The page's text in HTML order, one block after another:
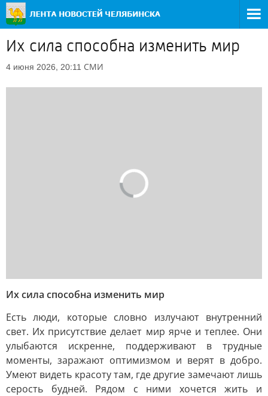
Их сила способна изменить мир
4 июня 2026, 20:11 СМИ
Их сила способна изменить мир
Есть люди, которые словно излучают внутренний
свет. Их присутствие делает мир ярче и теплее. Они
улыбаются искренне, поддерживают в трудные
моменты, заражают оптимизмом и верят в добро.
Умеют видеть красоту там, где другие замечают лишь
серость будней. Рядом с ними хочется жить и